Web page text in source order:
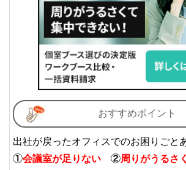
かしく感じられる年金や税金、相続、
をわかりやすく発信している点です。
このように編集経験豊富なメンバーと
執筆者・監修者による執筆体制を築く
やすさはもちろんのこと、読み応えの
な情報発信を実現しています。
おすすめポイント
出社が戻ったオフィスでのお困りごと
①会議室が足りない ②周りがうるさ